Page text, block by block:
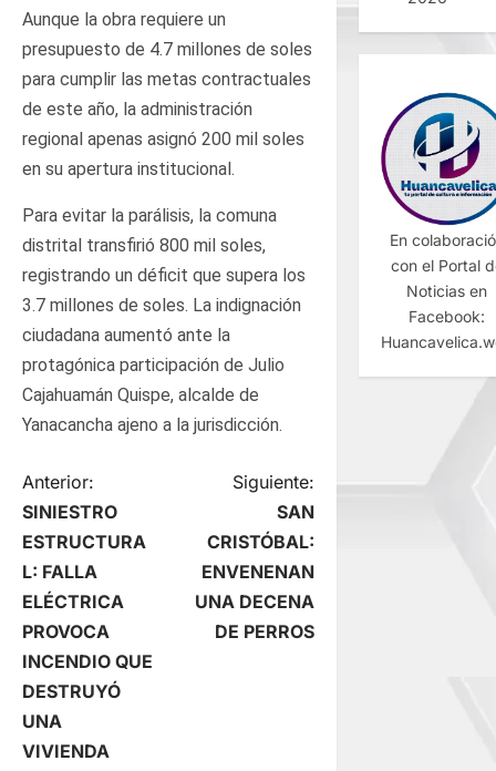
Aunque la obra requiere un
presupuesto de 4.7 millones de soles
para cumplir las metas contractuales
de este año, la administración
regional apenas asignó 200 mil soles
en su apertura institucional.
Para evitar la parálisis, la comuna
distrital transfirió 800 mil soles,
registrando un déficit que supera los
3.7 millones de soles. La indignación
ciudadana aumentó ante la
protagónica participación de Julio
Cajahuamán Quispe, alcalde de
Yanacancha ajeno a la jurisdicción.
N
a
v
e
g
a
Anterior:
SINIESTRO
ESTRUCTURA
L: FALLA
ELÉCTRICA
PROVOCA
INCENDIO QUE
DESTRUYÓ
UNA
VIVIENDA
Siguiente:
SAN
CRISTÓBAL:
ENVENENAN
UNA DECENA
DE PERROS
En
con el Portal
Noticias en
Facebook: